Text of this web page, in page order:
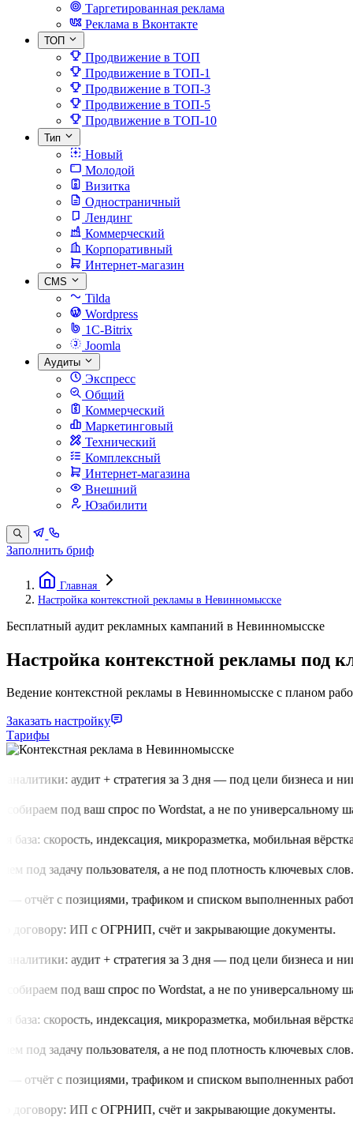
Таргетированная реклама
Реклама в Вконтакте
ТОП
Продвижение в ТОП
Продвижение в ТОП-1
Продвижение в ТОП-3
Продвижение в ТОП-5
Продвижение в ТОП-10
Тип
Новый
Молодой
Визитка
Одностраничный
Лендинг
Коммерческий
Корпоративный
Интернет-магазин
CMS
Tilda
Wordpress
1C-Bitrix
Joomla
Аудиты
Экспресс
Общий
Коммерческий
Маркетинговый
Технический
Комплексный
Интернет-магазина
Внешний
Юзабилити
Заполнить бриф
Главная
Настройка контекстной рекламы в Невинномысске
Бесплатный аудит рекламных кампаний в Невинномысске
Настройка контекстной рекламы под
Ведение контекстной рекламы в Невинномысске с планом
Заказать настройку
Тарифы
аудит + стратегия за 3 дня — под цели бизнеса и
под ваш спрос по Wordstat, а не по универсальному
база: скорость, индексация, микроразметка, мобильная вёрстка.
под задачу пользователя, а не под плотность ключевых слов.
отчёт с позициями, трафиком и списком выполненных работ.
договору: ИП с ОГРНИП, счёт и закрывающие документы.
аудит + стратегия за 3 дня — под цели бизнеса и
под ваш спрос по Wordstat, а не по универсальному
база: скорость, индексация, микроразметка, мобильная вёрстка.
под задачу пользователя, а не под плотность ключевых слов.
отчёт с позициями, трафиком и списком выполненных работ.
договору: ИП с ОГРНИП, счёт и закрывающие документы.